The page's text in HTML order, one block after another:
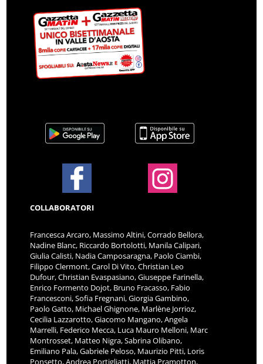
COLLABORATORI
Francesca Arcaro, Massimo Altini, Corrado Bellora,
Nadine Blanc, Riccardo Bortolotti, Manila Calipari,
Giulia Calisti, Nadia Camposaragna, Paolo Ciambi,
Filippo Clermont, Carol Di Vito, Christian Leo
Dufour, Christian Evaspasiano, Giuseppe Farinella,
Enrico Formento Dojot, Bruno Fracasso, Fabio
Francesconi, Sofia Fregnani, Giorgia Gambino,
Paolo Gatto, Michael Ghignone, Marlène Jorrioz,
Cecilia Lazzarotto, Giacomo Mangano, Angela
Marrelli, Federico Mecca, Luca Mauro Melloni, Marc
Montrosset, Matteo Nigra, Sabrina Olibano,
Emiliano Pala, Gabriele Peloso, Maurizio Pitti, Loris
Ponsetto, Andrea Portigliatti, Mattia Pramotton,